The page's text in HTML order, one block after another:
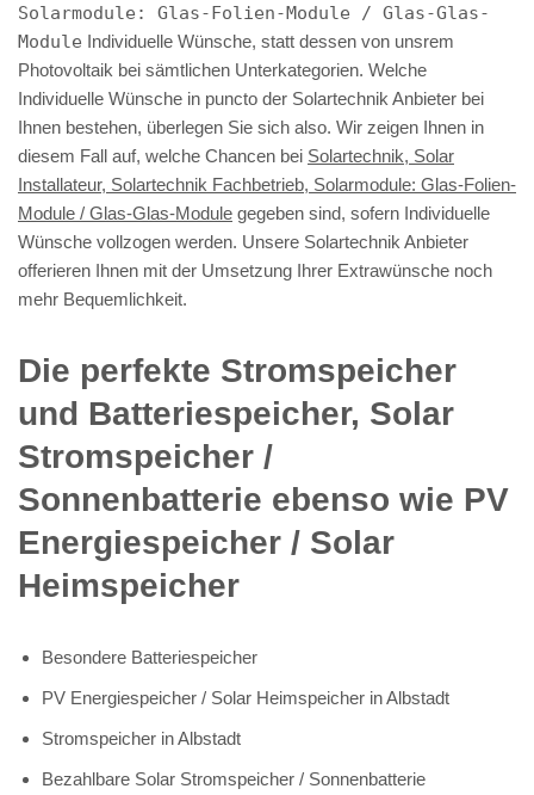
Solarmodule: Glas-Folien-Module / Glas-Glas-
Module Individuelle Wünsche, statt dessen von unsrem
Photovoltaik bei sämtlichen Unterkategorien. Welche
Individuelle Wünsche in puncto der Solartechnik Anbieter bei
Ihnen bestehen, überlegen Sie sich also. Wir zeigen Ihnen in
diesem Fall auf, welche Chancen bei Solartechnik, Solar
Installateur, Solartechnik Fachbetrieb, Solarmodule: Glas-Folien-
Module / Glas-Glas-Module gegeben sind, sofern Individuelle
Wünsche vollzogen werden. Unsere Solartechnik Anbieter
offerieren Ihnen mit der Umsetzung Ihrer Extrawünsche noch
mehr Bequemlichkeit.
Die perfekte Stromspeicher
und Batteriespeicher, Solar
Stromspeicher /
Sonnenbatterie ebenso wie PV
Energiespeicher / Solar
Heimspeicher
Besondere Batteriespeicher
PV Energiespeicher / Solar Heimspeicher in Albstadt
Stromspeicher in Albstadt
Bezahlbare Solar Stromspeicher / Sonnenbatterie